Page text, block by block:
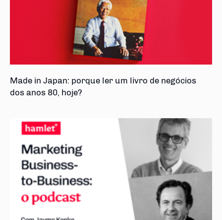
Made in Japan: porque ler um livro de negócios
dos anos 80, hoje?